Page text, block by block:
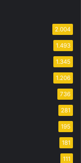
2.004
1.493
1.345
1.206
736
281
195
181
111